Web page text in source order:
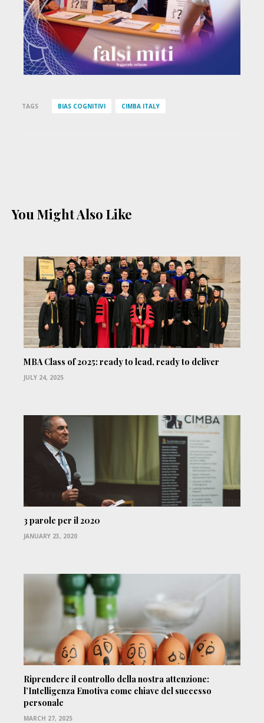
TAGS BIAS COGNITIVI CIMBA ITALY
You Might Also Like
MBA Class of 2025: ready to lead, ready to deliver
JULY 24, 2025
3 parole per il 2020
JANUARY 23, 2020
Riprendere il controllo della nostra attenzione:
l’Intelligenza Emotiva come chiave del successo
personale
MARCH 27, 2025